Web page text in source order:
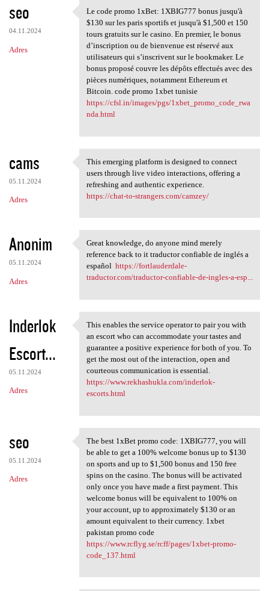
seo
04.11.2024
Adres
Le code promo 1xBet: 1XBIG777
Le code promo 1xBet: 1XBIG777 bonus jusqu'à
$130 sur les paris sportifs et jusqu'à $1,500 et 150
tours gratuits sur le casino. En premier, le bonus
d’inscription ou de bienvenue est réservé aux
utilisateurs qui s’inscrivent sur le bookmaker. Le
bonus proposé couvre les dépôts effectués avec des
pièces numériques, notamment Ethereum et
Bitcoin. code promo 1xbet tunisie
https://cfsl.in/images/pgs/1xbet_promo_code_rwa
nda.html
cams
05.11.2024
Adres
This emerging platform is
This emerging platform is designed to connect
users through live video interactions, offering a
refreshing and authentic experience.
https://chat-to-strangers.com/camzey/
Anonim
05.11.2024
Adres
Great knowledge, do anyone
Great knowledge, do anyone mind merely
reference back to it traductor confiable de inglés a
español https://fortlauderdale-
traductor.com/traductor-confiable-de-ingles-a-esp...
Inderlok
Escort...
05.11.2024
Adres
This enables the service
This enables the service operator to pair you with
an escort who can accommodate your tastes and
guarantee a positive experience for both of you. To
get the most out of the interaction, open and
courteous communication is essential.
https://www.rekhashukla.com/inderlok-
escorts.html
seo
05.11.2024
Adres
The best 1xBet promo code:
The best 1xBet promo code: 1XBIG777, you will
be able to get a 100% welcome bonus up to $130
on sports and up to $1,500 bonus and 150 free
spins on the casino. The bonus will be activated
only once you have made a first payment. This
welcome bonus will be equivalent to 100% on
your account, up to approximately $130 or an
amount equivalent to their currency. 1xbet
pakistan promo code
https://www.rcflyg.se/rcff/pages/1xbet-promo-
code_137.html